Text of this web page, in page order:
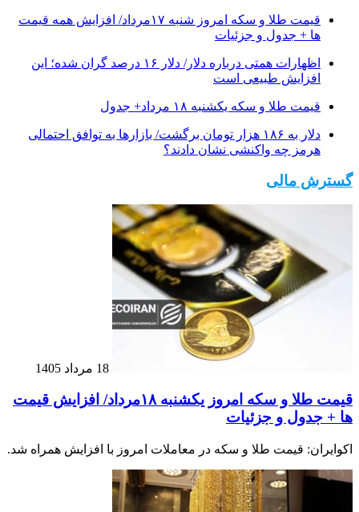
قیمت طلا و سکه امروز شنبه ۱۷مرداد/ افزایش همه قیمت
ها + جدول و جزئیات
اظهارات همتی درباره دلار/ دلار ۱۶ درصد گران شده؛ این
افزایش طبیعی است
قیمت طلا و سکه یکشنبه ۱۸ مرداد+ جدول
دلار به ۱۸۶ هزار تومان برگشت/ بازارها به توافق احتمالی
هرمز چه واکنشی نشان دادند؟
گسترش مالی
18 مرداد 1405
قیمت طلا و سکه امروز یکشنبه ۱۸مرداد/ افزایش قیمت
ها + جدول و جزئیات
اکوایران: قیمت طلا و سکه در معاملات امروز با افزایش همراه شد.